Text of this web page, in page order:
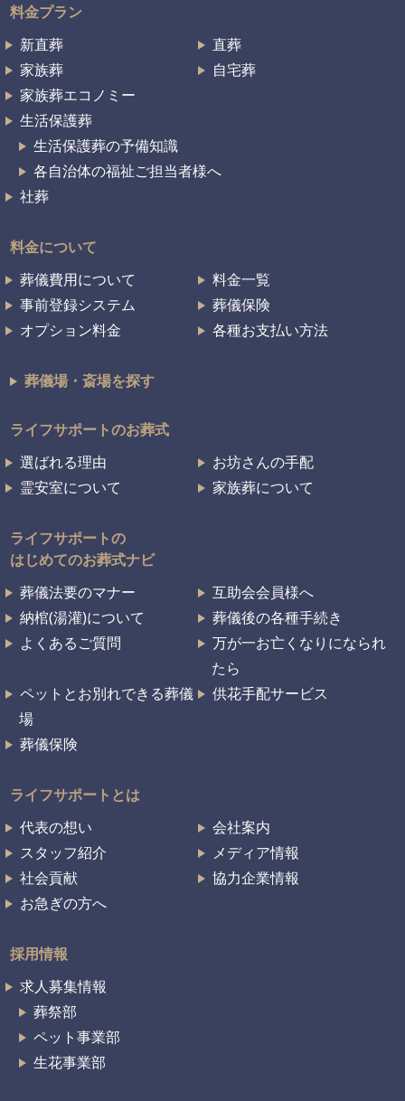
料金プラン
新直葬
直葬
家族葬
自宅葬
家族葬エコノミー
生活保護葬
生活保護葬の予備知識
各自治体の福祉ご担当者様へ
社葬
料金について
葬儀費用について
料金一覧
事前登録システム
葬儀保険
オプション料金
各種お支払い方法
葬儀場・斎場を探す
ライフサポートのお葬式
選ばれる理由
お坊さんの手配
霊安室について
家族葬について
ライフサポートの
はじめてのお葬式ナビ
葬儀法要のマナー
互助会会員様へ
納棺(湯灌)について
葬儀後の各種手続き
よくあるご質問
万が一お亡くなりになられ
たら
ペットとお別れできる葬儀
場
供花手配サービス
葬儀保険
ライフサポートとは
代表の想い
会社案内
スタッフ紹介
メディア情報
社会貢献
協力企業情報
お急ぎの方へ
採用情報
求人募集情報
葬祭部
ペット事業部
生花事業部